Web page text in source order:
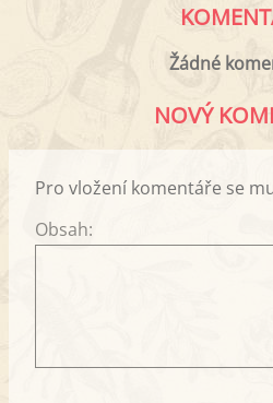
Žádné
NOVÝ
Pro vložení komentáře se
Obsah: